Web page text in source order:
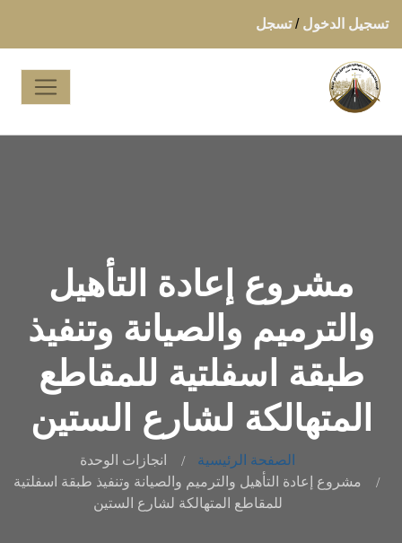
تسجيل الدخول / تسجل
مشروع إعادة التأهيل
والترميم والصيانة وتنفيذ
طبقة اسفلتية للمقاطع
المتهالكة لشارع الستين
الصفحة الرئيسية
انجازات الوحدة
مشروع إعادة التأهيل والترميم والصيانة وتنفيذ طبقة اسفلتية
للمقاطع المتهالكة لشارع الستين